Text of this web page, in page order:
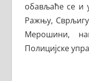
обављаће се и
Ражњу,
Мерошини,
Полицијске